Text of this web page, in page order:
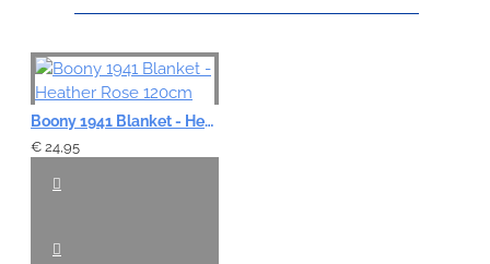
Note:HTML-code wordt niet vertaald!
Waardering:
Boony 1941 Blanket - Heather Rose 120cm
€ 24,95